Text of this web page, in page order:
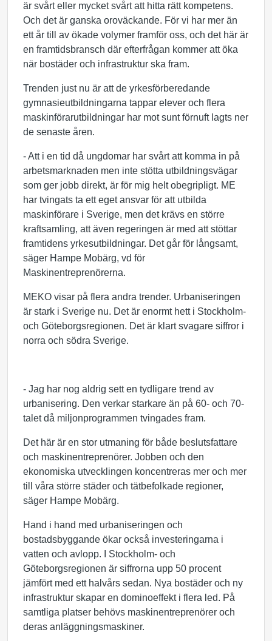
är svårt eller mycket svårt att hitta rätt kompetens.
Och det är ganska oroväckande. För vi har mer än
ett år till av ökade volymer framför oss, och det här är
en framtidsbransch där efterfrågan kommer att öka
när bostäder och infrastruktur ska fram.
Trenden just nu är att de yrkesförberedande
gymnasieutbildningarna tappar elever och flera
maskinförarutbildningar har mot sunt förnuft lagts ner
de senaste åren.
­- Att i en tid då ungdomar har svårt att komma in på
arbetsmarknaden men inte stötta utbildningsvägar
som ger jobb direkt, är för mig helt obegripligt. ME
har tvingats ta ett eget ansvar för att utbilda
maskinförare i Sverige, men det krävs en större
kraftsamling, att även regeringen är med att stöttar
framtidens yrkesutbildningar. Det går för långsamt,
säger Hampe Mobärg, vd för
Maskinentreprenörerna.
MEKO visar på flera andra trender. Urbaniseringen
är stark i Sverige nu. Det är enormt hett i Stockholm-
och Göteborgsregionen. Det är klart svagare siffror i
norra och södra Sverige.
- Jag har nog aldrig sett en tydligare trend av
urbanisering. Den verkar starkare än på 60- och 70-
talet då miljonprogrammen tvingades fram.
Det här är en stor utmaning för både beslutsfattare
och maskinentreprenörer. Jobben och den
ekonomiska utvecklingen koncentreras mer och mer
till våra större städer och tätbefolkade regioner,
säger Hampe Mobärg.
Hand i hand med urbaniseringen och
bostadsbyggande ökar också investeringarna i
vatten och avlopp. I Stockholm- och
Göteborgsregionen är siffrorna upp 50 procent
jämfört med ett halvårs sedan. Nya bostäder och ny
infrastruktur skapar en dominoeffekt i flera led. På
samtliga platser behövs maskinentreprenörer och
deras anläggningsmaskiner.